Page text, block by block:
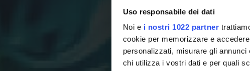
Uso responsabile dei dati
Noi e i nostri 1022 partner
cookie per memorizzare e
personalizzati, misurare gli
chi utilizza i vostri dati e per quali